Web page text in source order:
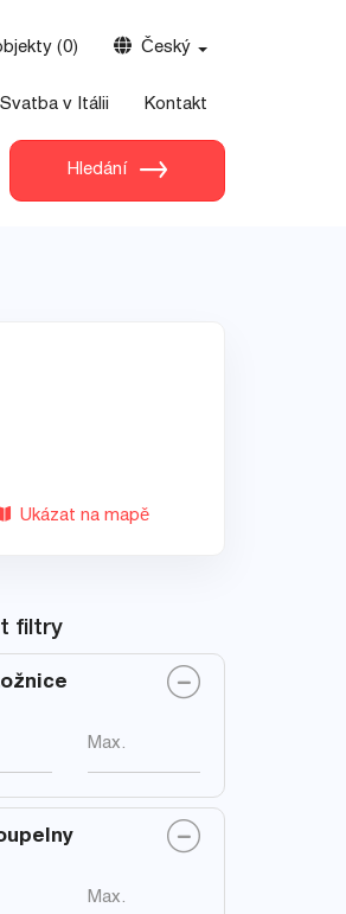
(0) Český
Svatba v Itálii Kontakt
Hledání
Ukázat na mapě
filtry
Max.
Max.